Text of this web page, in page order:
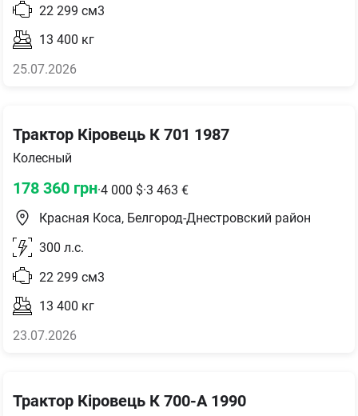
22 299 см3
13 400 кг
25.07.2026
Трактор Кіровець К 701 1987
Колесный
178 360 грн·4 000 $·3 463 €
Красная Коса, Белгород-Днестровский район
300 л.с.
22 299 см3
13 400 кг
23.07.2026
Трактор Кіровець К 700-А 1990